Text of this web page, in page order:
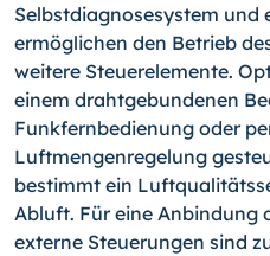
Selbstdiagnosesystem und
ermöglichen den Betrieb
weitere Steuerelemente.
einem drahtgebundenen
Funkfernbedienung oder
Luftmengenregelung
bestimmt ein
Abluft. Für eine Anbindung
externe Steuerungen sind